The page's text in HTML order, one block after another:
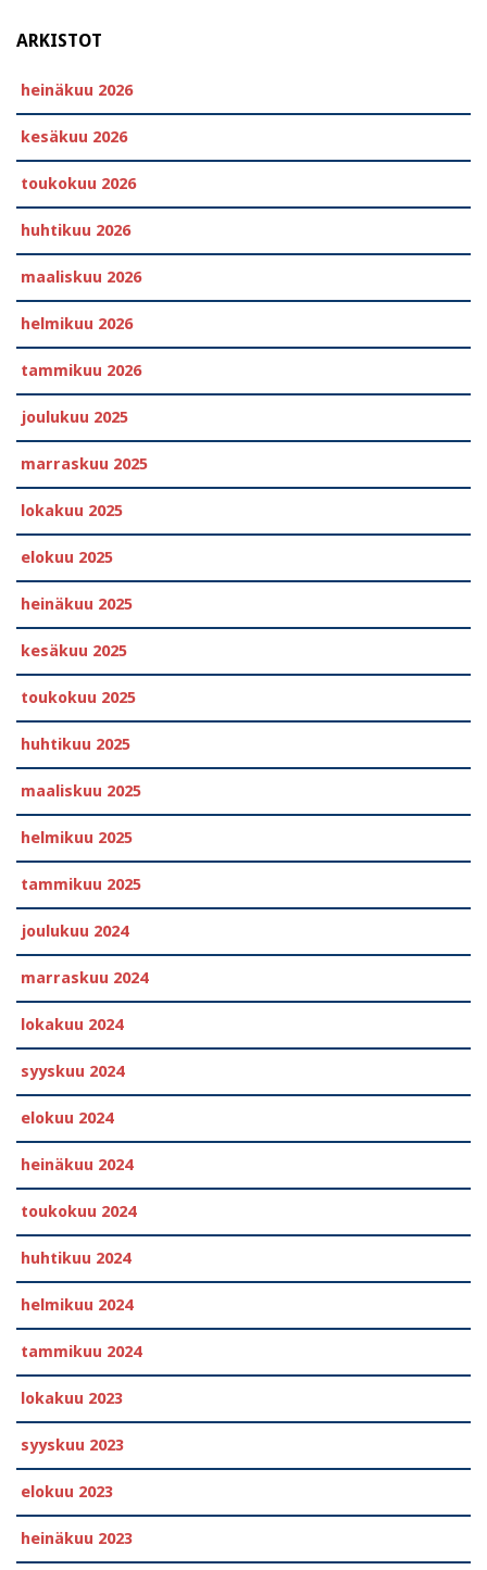
ARKISTOT
heinäkuu 2026
kesäkuu 2026
toukokuu 2026
huhtikuu 2026
maaliskuu 2026
helmikuu 2026
tammikuu 2026
joulukuu 2025
marraskuu 2025
lokakuu 2025
elokuu 2025
heinäkuu 2025
kesäkuu 2025
toukokuu 2025
huhtikuu 2025
maaliskuu 2025
helmikuu 2025
tammikuu 2025
joulukuu 2024
marraskuu 2024
lokakuu 2024
syyskuu 2024
elokuu 2024
heinäkuu 2024
toukokuu 2024
huhtikuu 2024
helmikuu 2024
tammikuu 2024
lokakuu 2023
syyskuu 2023
elokuu 2023
heinäkuu 2023